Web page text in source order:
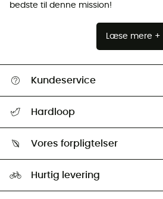
bedste til denne mission!
Læse mere +
Kundeservice
Returnering & Tilbagebetaling
Hardloop
Our ambassadors
Vores forpligtelser
Hurtig levering